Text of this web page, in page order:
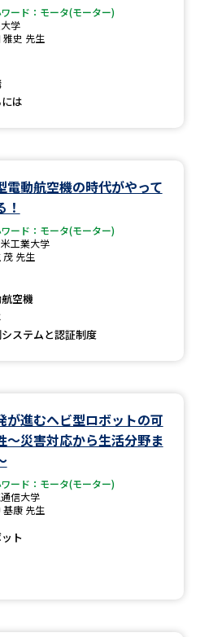
ード：モータ(モーター)
学
雅史 先生
は
電動航空機の時代がやって
！
ード：モータ(モーター)
工業大学
茂 先生
空機
ステムと認証制度
が進むヘビ型ロボットの可
～災害対応から生活分野ま
ード：モータ(モーター)
信大学
基康 先生
ト